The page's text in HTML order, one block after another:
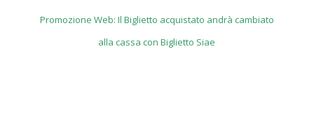
Promozione Web: Il Biglietto acquistato andrà cambiato
alla cassa con Biglietto Siae